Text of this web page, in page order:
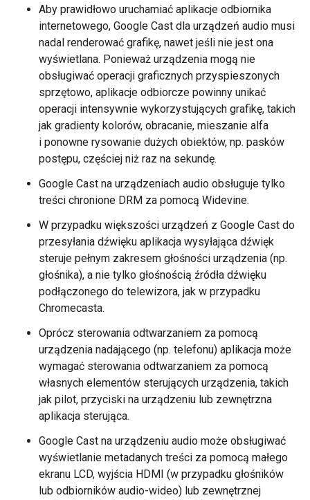
Aby prawidłowo uruchamiać aplikacje odbiornika
internetowego, Google Cast dla urządzeń audio musi
nadal renderować grafikę, nawet jeśli nie jest ona
wyświetlana. Ponieważ urządzenia mogą nie
obsługiwać operacji graficznych przyspieszonych
sprzętowo, aplikacje odbiorcze powinny unikać
operacji intensywnie wykorzystujących grafikę, takich
jak gradienty kolorów, obracanie, mieszanie alfa
i ponowne rysowanie dużych obiektów, np. pasków
postępu, częściej niż raz na sekundę.
Google Cast na urządzeniach audio obsługuje tylko
treści chronione DRM za pomocą Widevine.
W przypadku większości urządzeń z Google Cast do
przesyłania dźwięku aplikacja wysyłająca dźwięk
steruje pełnym zakresem głośności urządzenia (np.
głośnika), a nie tylko głośnością źródła dźwięku
podłączonego do telewizora, jak w przypadku
Chromecasta.
Oprócz sterowania odtwarzaniem za pomocą
urządzenia nadającego (np. telefonu) aplikacja może
wymagać sterowania odtwarzaniem za pomocą
własnych elementów sterujących urządzenia, takich
jak pilot, przyciski na urządzeniu lub zewnętrzna
aplikacja sterująca.
Google Cast na urządzeniu audio może obsługiwać
wyświetlanie metadanych treści za pomocą małego
ekranu LCD, wyjścia HDMI (w przypadku głośników
lub odbiorników audio-wideo) lub zewnętrznej